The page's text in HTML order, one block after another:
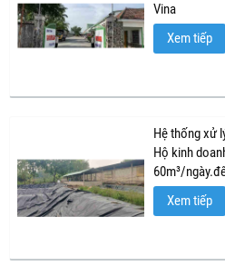
Vina
Xem tiếp
Hệ thống xử
Hộ kinh
60m³/
Xem tiếp